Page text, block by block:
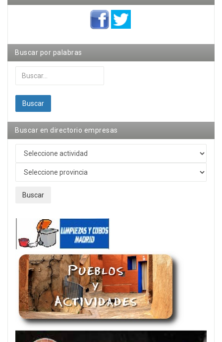
Buscar por palabras
Buscar...
Buscar
Buscar en directorio empresas
Buscar